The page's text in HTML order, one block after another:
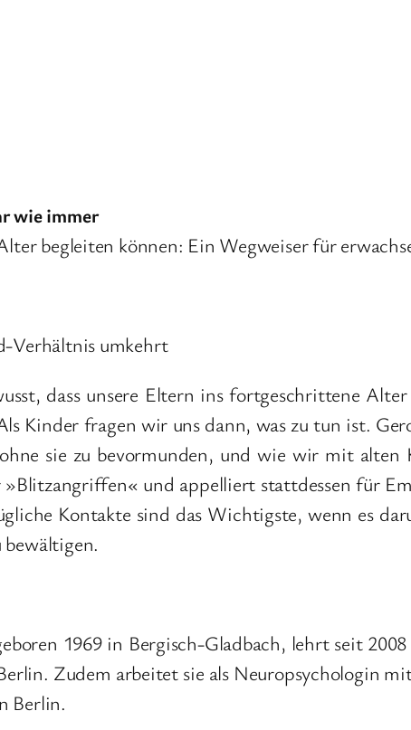
wie immer
begleiten können: Ein Wegweiser für
Verhältnis umkehrt
dass unsere Eltern ins fortgeschrittene
Kinder fragen wir uns dann, was zu tun ist.
sie zu bevormunden, und wie wir mit
»Blitzangriffen« und appelliert stattdessen für
Kontakte sind das Wichtigste, wenn es
bewältigen.
1969 in Bergisch-Gladbach, lehrt seit
Zudem arbeitet sie als Neuropsychologin
Berlin.